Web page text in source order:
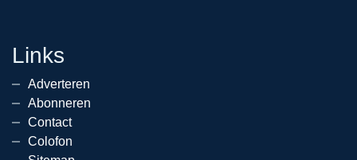
Links
Adverteren
Abonneren
Contact
Colofon